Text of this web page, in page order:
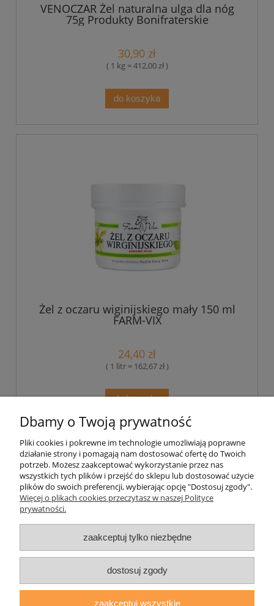
VENOCZAR Żel naturalna ulga dla nóg
75g Produkty Bonifraterskie
30,90 zł
( 1 kg = 412,00 zł )
do koszyka
Żel z oczaru wiginijskiego mały 150 ml
FARM-VIX
24,40 zł
( 1 litr = 162,67 zł )
do koszyka
Pomoc
Moje konto
Informacje
O nas
Dbamy o Twoją prywatność
Pliki cookies i pokrewne im technologie umożliwiają poprawne
działanie strony i pomagają nam dostosować ofertę do Twoich
potrzeb. Możesz zaakceptować wykorzystanie przez nas
wszystkich tych plików i przejść do sklepu lub dostosować użycie
plików do swoich preferencji, wybierając opcję "Dostosuj zgody".
Więcej o plikach cookies przeczytasz w naszej Polityce
prywatności.
zaakceptuj tylko niezbędne
dostosuj zgody
zaakceptuj wszystkie